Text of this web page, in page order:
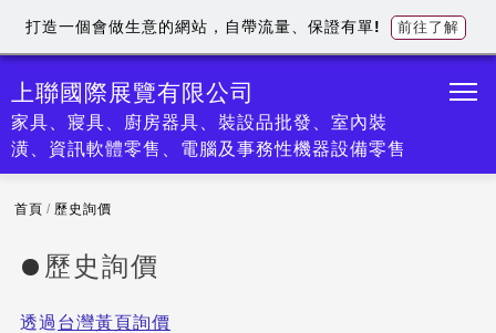
上聯國際展覽有限公司
家具、寢具、廚房器具、裝設品批發、室內裝
潢、資訊軟體零售、電腦及事務性機器設備零售
首頁 / 歷史詢價
歷史詢價
透過 台灣黃頁詢價
打造一個會做生意的網站，自帶流量、保證有單! 前往了解